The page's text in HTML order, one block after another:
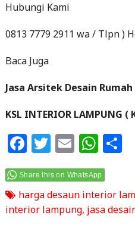
Hubungi Kami
0813 7779 2911 wa / Tlpn )
Baca Juga
Jasa Arsitek Desain
KSL INTERIOR LAMPUNG
F
a
c
e
b
T
w
itt
e
r
E
m
ai
l
W
h
at
s
A
S
e
Share this on WhatsApp
harga desaun interior
interior lampung, jasa